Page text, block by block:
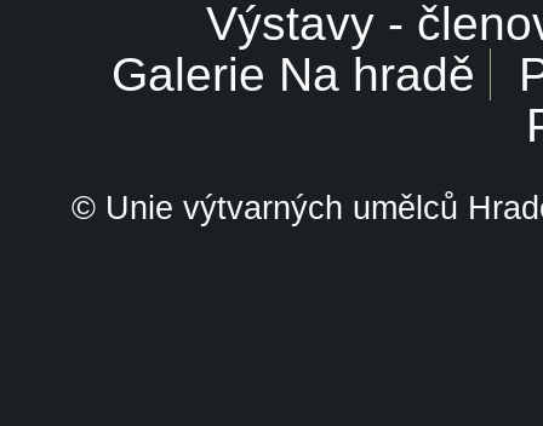
Výstavy -
Galerie Na hradě
© Unie výtvarných umělců